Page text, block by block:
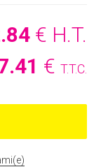
.84 € H.T.
.41 € T.T.C.